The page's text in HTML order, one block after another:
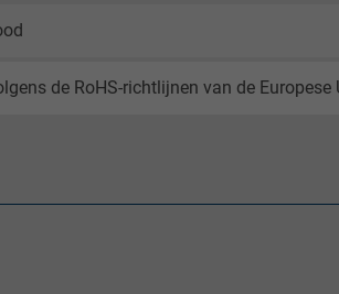
1 minute
de RoHS-richtlijnen van de Europese